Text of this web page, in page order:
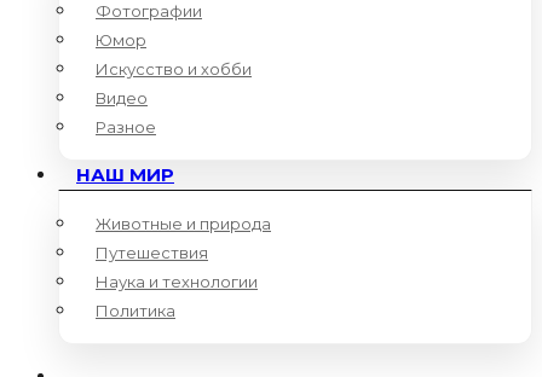
Фотографии
Юмор
Искусство и хобби
Видео
Разное
НАШ МИР
Животные и природа
Путешествия
Наука и технологии
Политика